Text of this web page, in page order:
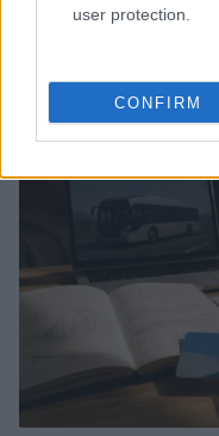
user protection.
CONFIRM
Guida al giornalino
TEEN NEWS